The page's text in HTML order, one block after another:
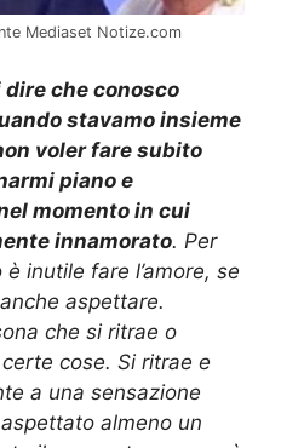
Mediaset Notize.com
che conosco
stavamo insieme
voler fare subito
piano e
momento in cui
innamorato. Per
inutile fare l’amore, se
aspettare.
che si ritrae o
cose. Si ritrae e
a una sensazione
almeno un